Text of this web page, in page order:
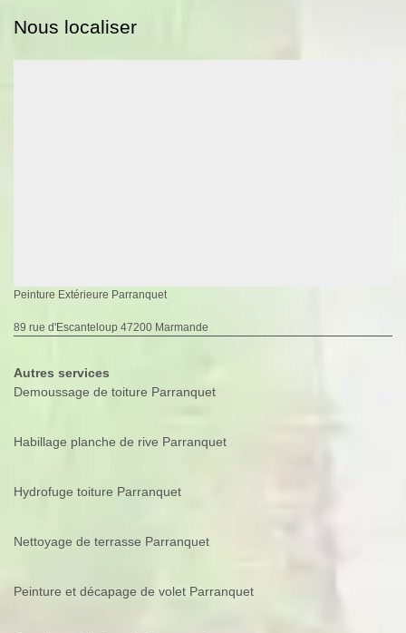
Nous localiser
Peinture Extérieure Parranquet
89 rue d'Escanteloup 47200 Marmande
Autres services
Demoussage de toiture Parranquet
Habillage planche de rive Parranquet
Hydrofuge toiture Parranquet
Nettoyage de terrasse Parranquet
Peinture et décapage de volet Parranquet